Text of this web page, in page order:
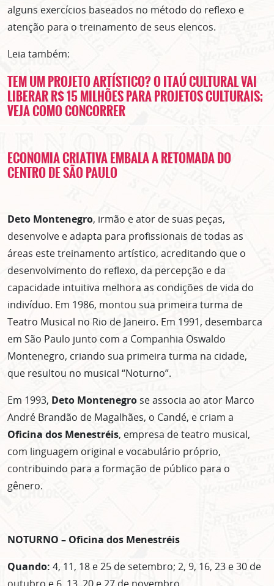
alguns exercícios baseados no método do reflexo e
atenção para o treinamento de seus elencos.
Leia também:
TEM UM PROJETO ARTÍSTICO? O ITAÚ CULTURAL VAI
LIBERAR R$ 15 MILHÕES PARA PROJETOS CULTURAIS;
VEJA COMO CONCORRER
ECONOMIA CRIATIVA EMBALA A RETOMADA DO
CENTRO DE SÃO PAULO
Deto Montenegro, irmão e ator de suas peças,
desenvolve e adapta para profissionais de todas as
áreas este treinamento artístico, acreditando que o
desenvolvimento do reflexo, da percepção e da
capacidade intuitiva melhora as condições de vida do
indivíduo. Em 1986, montou sua primeira turma de
Teatro Musical no Rio de Janeiro. Em 1991, desembarca
em São Paulo junto com a Companhia Oswaldo
Montenegro, criando sua primeira turma na cidade,
que resultou no musical “Noturno”.
Em 1993, Deto Montenegrose associa ao ator Marco
André Brandão de Magalhães, o Candé, e criam a
Oficina dos Menestréis, empresa de teatro musical,
com linguagem original e vocabulário próprio,
contribuindo para a formação de público para o
gênero.
NOTURNO – Oficina dos Menestréis
Quando: 4, 11, 18 e 25 de setembro; 2, 9, 16, 23 e 30 de